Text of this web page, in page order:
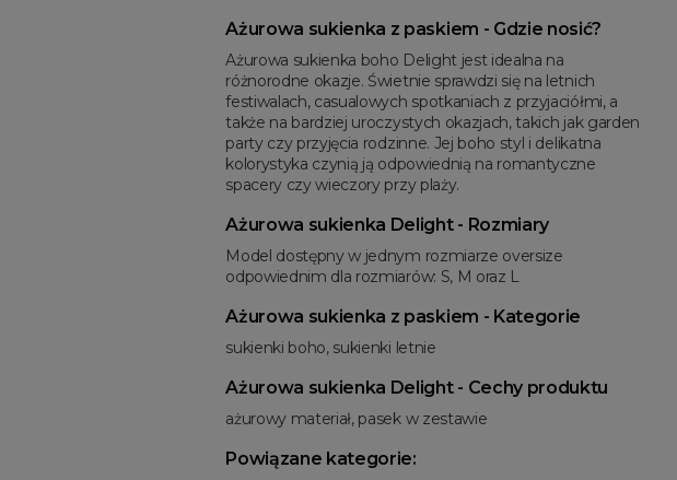
Ażurowa sukienka z paskiem - Gdzie nosić?
Ażurowa sukienka boho Delight jest idealna na
różnorodne okazje. Świetnie sprawdzi się na letnich
festiwalach, casualowych spotkaniach z przyjaciółmi, a
także na bardziej uroczystych okazjach, takich jak garden
party czy przyjęcia rodzinne. Jej boho styl i delikatna
kolorystyka czynią ją odpowiednią na romantyczne
spacery czy wieczory przy plaży.
Ażurowa sukienka Delight - Rozmiary
Model dostępny w jednym rozmiarze oversize
odpowiednim dla rozmiarów: S, M oraz L
Ażurowa sukienka z paskiem - Kategorie
sukienki boho, sukienki letnie
Ażurowa sukienka Delight - Cechy produktu
ażurowy materiał, pasek w zestawie
Powiązane kategorie: